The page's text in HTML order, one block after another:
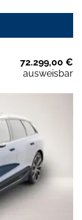
72.299,00 €
ausweisbar